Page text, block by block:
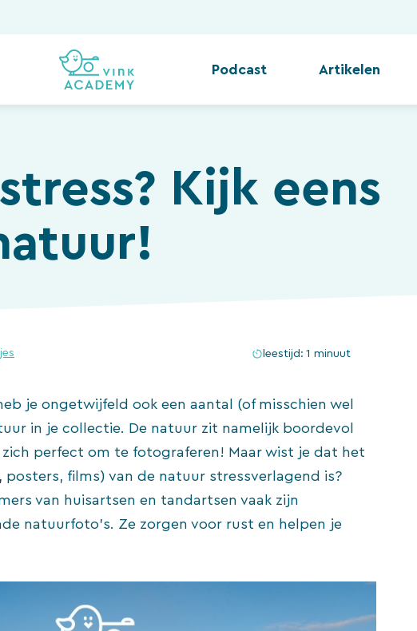
Podcast Artikelen
Kijk eens
leestijd: 1 minuut
je ongetwijfeld ook een aantal (of misschien wel
in je collectie. De natuur zit namelijk boordevol
zich perfect om te fotograferen! Maar wist je dat het
posters, films) van de natuur stressverlagend is?
van huisartsen en tandartsen vaak zijn
natuurfoto’s. Ze zorgen voor rust en helpen je